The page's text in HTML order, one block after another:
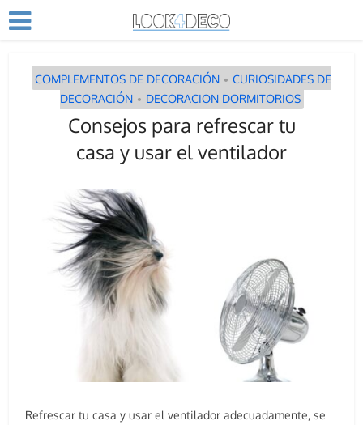
COMPLEMENTOS DE DECORACIÓN • CURIOSIDADES DE
DECORACIÓN • DECORACION DORMITORIOS
Consejos para refrescar tu
casa y usar el ventilador
Refrescar tu casa y usar el ventilador adecuadamente, se